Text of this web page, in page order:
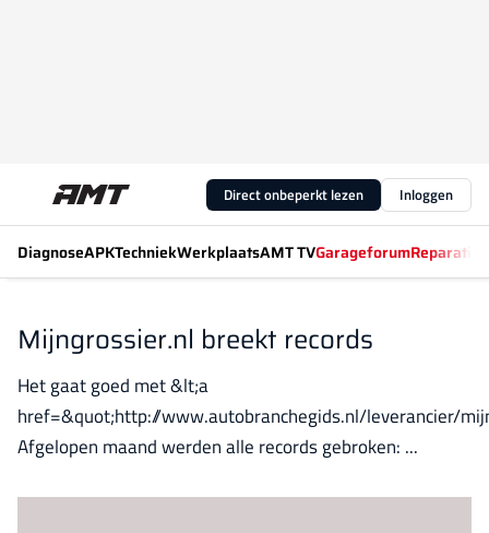
Direct onbeperkt lezen Inloggen
DiagnoseAPKTechniekWerkplaatsAMT TVGarageforum
Mijngrossier.nl breekt records
Het gaat goed met &lt;a
href=&quot;http://www.autobranchegids.nl/leverancier/
Afgelopen maand werden alle records gebroken: ...